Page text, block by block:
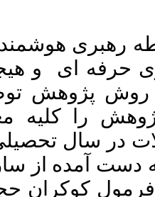
مدیران با
هیجانات تدریس
توصیفی از نوع
معلمان مقطع
ابتدایی شهر فیض آباد و مه ولات در سال تحصیلی 1401-1402
سازمان آموزش
و پرورش400 نفر). بر اساس فرمول کوکران حجم نمونه 192